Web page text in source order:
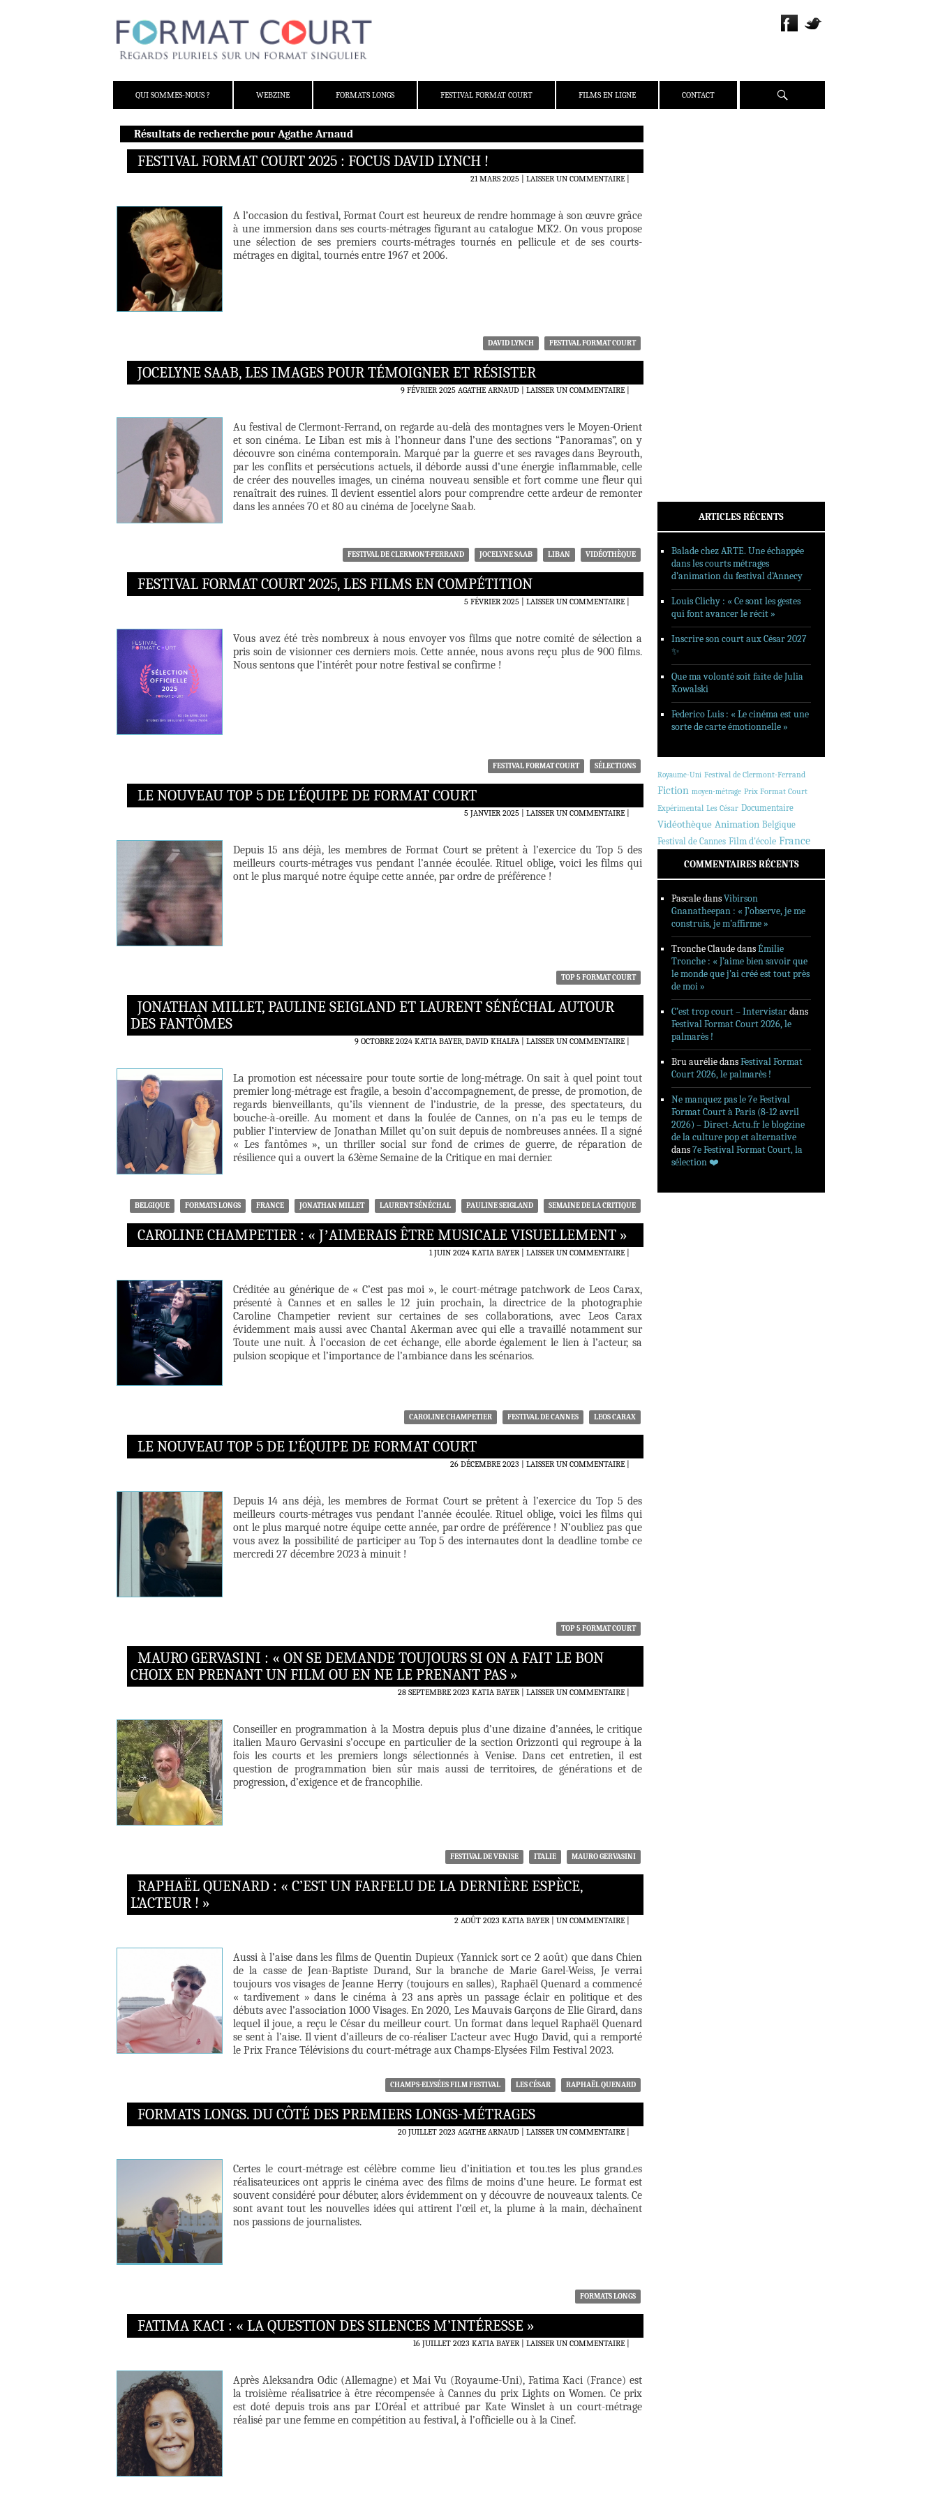
QUI SOMMES-NOUS ?
WEBZINE FORMATS LONGS FESTIVAL FORMAT COURT FILMS EN LIGNE CONTACT Recherche
Résultats de recherche pour Agathe Arnaud
FESTIVAL FORMAT COURT 2025 : FOCUS DAVID LYNCH !
21 MARS 2025 LAISSER UN COMMENTAIRE|
A l’occasion du festival, Format Court est heureux de rendre hommage à son œuvre grâce
à une immersion dans ses courts-métrages figurant au catalogue MK2. On vous propose
une sélection de ses premiers courts-métrages tournés en pellicule et de ses courts-
métrages en digital, tournés entre 1967 et 2006.
DAVID LYNCH FESTIVAL FORMAT COURT
JOCELYNE SAAB, LES IMAGES POUR TÉMOIGNER ET RÉSISTER
9 FÉVRIER 2025 AGATHE ARNAUD LAISSER UN COMMENTAIRE|
Au festival de Clermont-Ferrand, on regarde au-delà des montagnes vers le Moyen-Orient
et son cinéma. Le Liban est mis à l’honneur dans l’une des sections “Panoramas”, on y
découvre son cinéma contemporain. Marqué par la guerre et ses ravages dans Beyrouth,
par les conflits et persécutions actuels, il déborde aussi d’une énergie inflammable, celle
de créer des nouvelles images, un cinéma nouveau sensible et fort comme une fleur qui
renaîtrait des ruines. Il devient essentiel alors pour comprendre cette ardeur de remonter
dans les années 70 et 80 au cinéma de Jocelyne Saab.
FESTIVAL DE CLERMONT-FERRAND JOCELYNE SAAB LIBAN VIDÉOTHÈQUE
FESTIVAL FORMAT COURT 2025, LES FILMS EN COMPÉTITION
5 FÉVRIER 2025 LAISSER UN COMMENTAIRE|
Vous avez été très nombreux à nous envoyer vos films que notre comité de sélection a
pris soin de visionner ces derniers mois. Cette année, nous avons reçu plus de 900 films.
Nous sentons que l’intérêt pour notre festival se confirme !
FESTIVAL FORMAT COURT SÉLECTIONS
LE NOUVEAU TOP 5 DE L’ÉQUIPE DE FORMAT COURT
5 JANVIER 2025 LAISSER UN COMMENTAIRE|
Depuis 15 ans déjà, les membres de Format Court se prêtent à l’exercice du Top 5 des
meilleurs courts-métrages vus pendant l’année écoulée. Rituel oblige, voici les films qui
ont le plus marqué notre équipe cette année, par ordre de préférence !
TOP 5 FORMAT COURT
JONATHAN MILLET, PAULINE SEIGLAND ET LAURENT SÉNÉCHAL AUTOUR
DES FANTÔMES
9 OCTOBRE 2024 KATIA BAYER, DAVID KHALFA LAISSER UN COMMENTAIRE|
La promotion est nécessaire pour toute sortie de long-métrage. On sait à quel point tout
premier long-métrage est fragile, a besoin d’accompagnement, de presse, de promotion, de
regards bienveillants, qu’ils viennent de l’industrie, de la presse, des spectateurs, du
bouche-à-oreille. Au moment et dans la foulée de Cannes, on n’a pas eu le temps de
publier l’interview de Jonathan Millet qu’on suit depuis de nombreuses années. Il a signé
« Les fantômes », un thriller social sur fond de crimes de guerre, de réparation de
résilience qui a ouvert la 63ème Semaine de la Critique en mai dernier.
BELGIQUE FORMATS LONGS FRANCE JONATHAN MILLET LAURENT SÉNÉCHAL PAULINE SEIGLAND SEMAINE DE LA CRITIQUE
CAROLINE CHAMPETIER : « JʼAIMERAIS ÊTRE MUSICALE VISUELLEMENT »
1 JUIN 2024 KATIA BAYER LAISSER UN COMMENTAIRE|
Créditée au générique de « C’est pas moi », le court-métrage patchwork de Leos Carax,
présenté à Cannes et en salles le 12 juin prochain, la directrice de la photographie
Caroline Champetier revient sur certaines de ses collaborations, avec Leos Carax
évidemment mais aussi avec Chantal Akerman avec qui elle a travaillé notamment sur
Toute une nuit. À l’occasion de cet échange, elle aborde également le lien à l’acteur, sa
pulsion scopique et l’importance de l’ambiance dans les scénarios.
CAROLINE CHAMPETIER FESTIVAL DE CANNES LEOS CARAX
LE NOUVEAU TOP 5 DE L’ÉQUIPE DE FORMAT COURT
26 DÉCEMBRE 2023 LAISSER UN COMMENTAIRE|
Depuis 14 ans déjà, les membres de Format Court se prêtent à l’exercice du Top 5 des
meilleurs courts-métrages vus pendant l’année écoulée. Rituel oblige, voici les films qui
ont le plus marqué notre équipe cette année, par ordre de préférence ! N’oubliez pas que
vous avez la possibilité de participer au Top 5 des internautes dont la deadline tombe ce
mercredi 27 décembre 2023 à minuit !
TOP 5 FORMAT COURT
MAURO GERVASINI : « ON SE DEMANDE TOUJOURS SI ON A FAIT LE BON
CHOIX EN PRENANT UN FILM OU EN NE LE PRENANT PAS »
28 SEPTEMBRE 2023 KATIA BAYER LAISSER UN COMMENTAIRE|
Conseiller en programmation à la Mostra depuis plus d’une dizaine d’années, le critique
italien Mauro Gervasini s’occupe en particulier de la section Orizzonti qui regroupe à la
fois les courts et les premiers longs sélectionnés à Venise. Dans cet entretien, il est
question de programmation bien sûr mais aussi de territoires, de générations et de
progression, d’exigence et de francophilie.
FESTIVAL DE VENISE ITALIE MAURO GERVASINI
RAPHAËL QUENARD : « C’EST UN FARFELU DE LA DERNIÈRE ESPÈCE,
L’ACTEUR ! »
2 AOÛT 2023 KATIA BAYER UN COMMENTAIRE|
Aussi à l’aise dans les films de Quentin Dupieux (Yannick sort ce 2 août) que dans Chien
de la casse de Jean-Baptiste Durand, Sur la branche de Marie Garel-Weiss, Je verrai
toujours vos visages de Jeanne Herry (toujours en salles), Raphaël Quenard a commencé
« tardivement » dans le cinéma à 23 ans après un passage éclair en politique et des
débuts avec l’association 1000 Visages. En 2020, Les Mauvais Garçons de Elie Girard, dans
lequel il joue, a reçu le César du meilleur court. Un format dans lequel Raphaël Quenard
se sent à l’aise. Il vient d’ailleurs de co-réaliser L’acteur avec Hugo David, qui a remporté
le Prix France Télévisions du court-métrage aux Champs-Elysées Film Festival 2023.
CHAMPS-ELYSÉES FILM FESTIVAL LES CÉSAR RAPHAËL QUENARD
FORMATS LONGS. DU CÔTÉ DES PREMIERS LONGS-MÉTRAGES
20 JUILLET 2023 AGATHE ARNAUD LAISSER UN COMMENTAIRE|
Certes le court-métrage est célèbre comme lieu d’initiation et tou.tes les plus grand.es
réalisateur.ices ont appris le cinéma avec des films de moins d’une heure. Le format est
souvent considéré pour débuter, alors évidemment on y découvre de nouveaux talents. Ce
sont avant tout les nouvelles idées qui attirent l’œil et, la plume à la main, déchaînent
nos passions de journalistes.
FORMATS LONGS
FATIMA KACI : « LA QUESTION DES SILENCES M’INTÉRESSE »
16 JUILLET 2023 KATIA BAYER LAISSER UN COMMENTAIRE|
Après Aleksandra Odic (Allemagne) et Mai Vu (Royaume-Uni), Fatima Kaci (France) est
la troisième réalisatrice à être récompensée à Cannes du prix Lights on Women. Ce prix
est doté depuis trois ans par L’Oréal et attribué par Kate Winslet à un court-métrage
réalisé par une femme en compétition au festival, à l’officielle ou à la Cinef.
ARTICLES RÉCENTS
Balade chez ARTE. Une échappée
dans les courts métrages
d’animation du festival d’Annecy
Louis Clichy : « Ce sont les gestes
qui font avancer le récit »
Inscrire son court aux César 2027
✨
Que ma volonté soit faite de Julia
Kowalski
Federico Luis : « Le cinéma est une
sorte de carte émotionnelle »
Royaume-Uni Festival de Clermont-Ferrand
Fiction moyen-métrage Prix Format Court
Expérimental Les César Documentaire
Vidéothèque Animation Belgique
Festival de Cannes Film d'école France
COMMENTAIRES RÉCENTS
PascaledansVibirson
Gnanatheepan : « J’observe, je me
construis, je m’affirme »
Tronche ClaudedansÉmilie
Tronche : « J’aime bien savoir que
le monde que j’ai créé est tout près
de moi »
C’est trop court – Intervistardans
Festival Format Court 2026, le
palmarès !
Bru auréliedansFestival Format
Court 2026, le palmarès !
Ne manquez pas le 7e Festival
Format Court à Paris (8-12 avril
2026) – Direct-Actu.fr le blogzine
de la culture pop et alternative
dans7e Festival Format Court, la
sélection ❤️‍